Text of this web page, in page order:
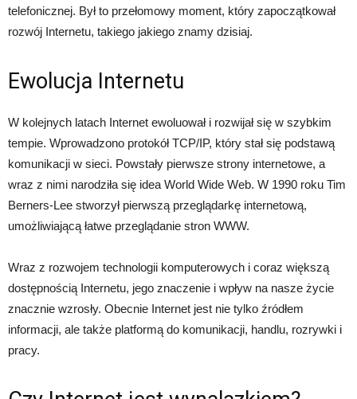
telefonicznej. Był to przełomowy moment, który zapoczątkował
rozwój Internetu, takiego jakiego znamy dzisiaj.
Ewolucja Internetu
W kolejnych latach Internet ewoluował i rozwijał się w szybkim
tempie. Wprowadzono protokół TCP/IP, który stał się podstawą
komunikacji w sieci. Powstały pierwsze strony internetowe, a
wraz z nimi narodziła się idea World Wide Web. W 1990 roku Tim
Berners-Lee stworzył pierwszą przeglądarkę internetową,
umożliwiającą łatwe przeglądanie stron WWW.
Wraz z rozwojem technologii komputerowych i coraz większą
dostępnością Internetu, jego znaczenie i wpływ na nasze życie
znacznie wzrosły. Obecnie Internet jest nie tylko źródłem
informacji, ale także platformą do komunikacji, handlu, rozrywki i
pracy.